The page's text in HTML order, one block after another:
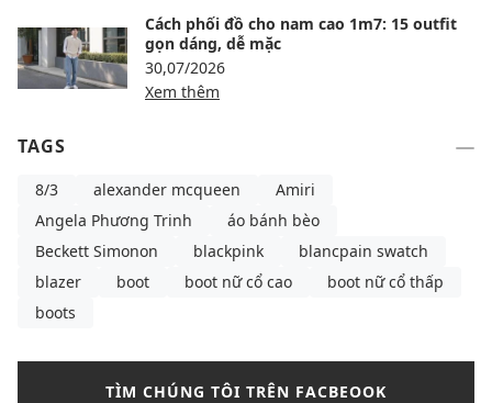
Cách phối đồ cho nam cao 1m7: 15 outfit
gọn dáng, dễ mặc
30,07/2026
Xem thêm
TAGS
8/3 alexander mcqueen
Amiri
Angela Phương Trinh
áo bánh bèo
Beckett Simonon
blackpink
blancpain swatch
blazer
boot boot nữ cổ cao
boot nữ cổ thấp
boots
TÌM CHÚNG TÔI TRÊN FACBEOOK